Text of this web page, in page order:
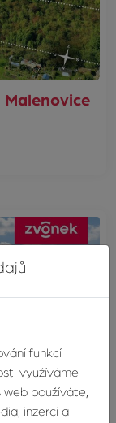
funkcí
využíváme
používáte,
inzerci a